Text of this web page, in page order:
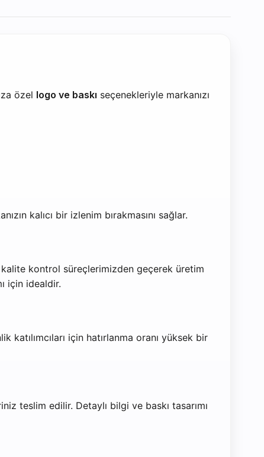
özel logo ve baskı seçenekleriyle markanızı
kalıcı bir izlenim bırakmasını sağlar.
kalite kontrol süreçlerimizden geçerek üretim
için idealdir.
için hatırlanma oranı yüksek bir
teslim edilir. Detaylı bilgi ve baskı tasarımı